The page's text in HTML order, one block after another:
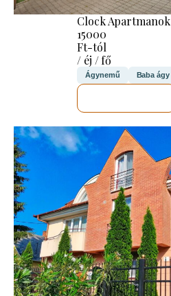
Clock Apartmanok
15000
Ft-tól
/ éj / fő
Ágynemű Baba ágy